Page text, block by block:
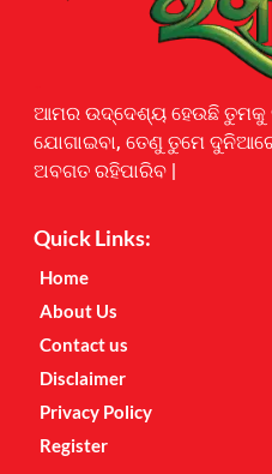
ଆମର ଉଦ୍ଦେଶ୍ୟ ହେଉଛି ତୁମକୁ
ଯୋଗାଇବା, ତେଣୁ ତୁମେ
ଅବଗତ ରହିପାରିବ |
Quick Links:
Home
About Us
Contact us
Disclaimer
Privacy Policy
Register